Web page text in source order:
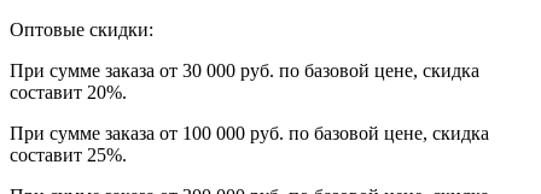
Оптовые скидки:
При сумме заказа от 30 000 руб. по базовой цене, скидка
составит 20%.
При сумме заказа от 100 000 руб. по базовой цене, скидка
составит 25%.